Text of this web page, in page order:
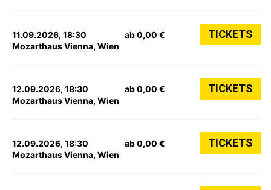
11.09.2026, 18:30
Mozarthaus Vienna, Wien
ab 0,00 € TICKETS
12.09.2026, 18:30
Mozarthaus Vienna, Wien
ab 0,00 € TICKETS
12.09.2026, 18:30
Mozarthaus Vienna, Wien
ab 0,00 € TICKETS